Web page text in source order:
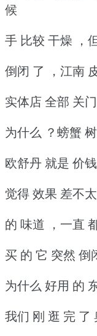
候
手 比较 干燥 ，
倒闭 了 ，江南
实体店 全部 关
为什么 ？螃蟹
欧舒丹 就是 价
觉得 效果 差不
的 味道 ，一直
买 的 它 突然 倒
为什么 好用 的
我们 刚 逛 完 了